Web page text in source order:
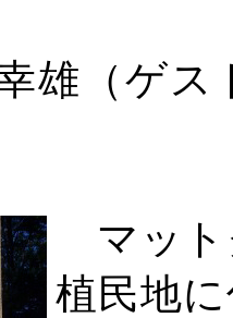
雄（ゲ
マット
植民地